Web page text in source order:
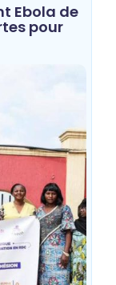
Ebola de
pour